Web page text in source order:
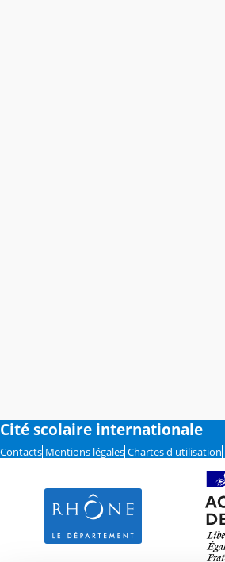
Cité scolaire internationale
Contacts Mentions légales Chartes d'utilisation